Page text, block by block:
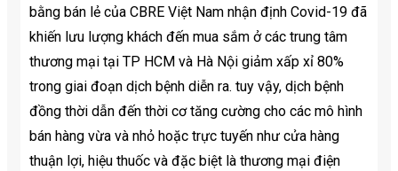
bằng bán lẻ của CBRE Việt Nam nhận định Covid-19 đã
khiến lưu lượng khách đến mua sắm ở các trung tâm
thương mại tại TP HCM và Hà Nội giảm xấp xỉ 80%
trong giai đoạn dịch bệnh diễn ra. tuy vậy, dịch bệnh
đồng thời dẫn đến thời cơ tăng cường cho các mô hình
bán hàng vừa và nhỏ hoặc trực tuyến như cửa hàng
thuận lợi, hiệu thuốc và đặc biệt là thương mại điện